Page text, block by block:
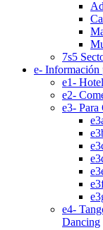
7s5
e- Información
e1-
e2-
e3-
e4-
Dancing